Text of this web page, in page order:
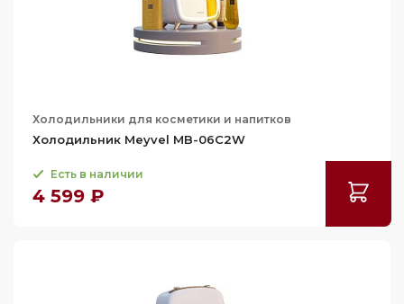
Холодильники для косметики и напитков
Холодильник Meyvel MB-06C2W
Есть в наличии
4 599 ₽